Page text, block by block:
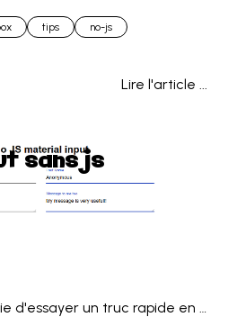
faire une checkbox
tips no-js
Lire l'article ...
sans js
d'essayer un truc rapide en